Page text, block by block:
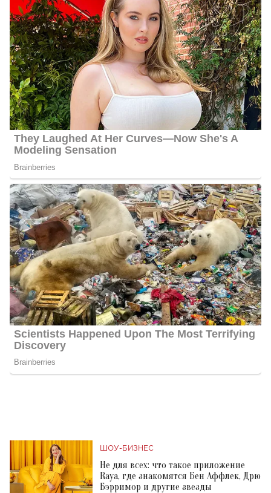
ШОУ-БИЗНЕС
Не для всех: что такое приложение
Raya, где знакомятся Бен Аффлек, Дрю
Бэрримор и другие звезды